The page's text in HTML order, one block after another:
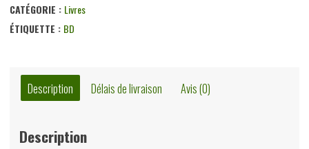
CATÉGORIE : Livres
ÉTIQUETTE : BD
Description Délais de livraison Avis (0)
Description